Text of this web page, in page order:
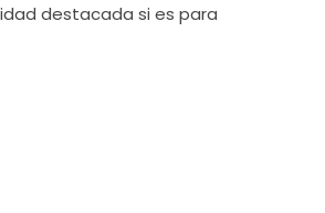
destacada si es para